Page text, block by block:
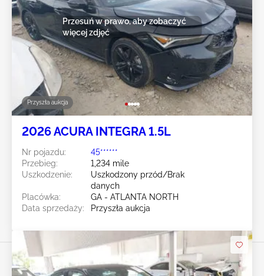
Przyszła aukcja
Przesuń w prawo, aby zobaczyć
więcej zdjęć
2026 ACURA INTEGRA 1.5L
Nr pojazdu:
45******
Przebieg:
1,234 mile
Uszkodzenie:
Uszkodzony przód/Brak
danych
Placówka:
GA - ATLANTA NORTH
Data sprzedaży:
Przyszła aukcja